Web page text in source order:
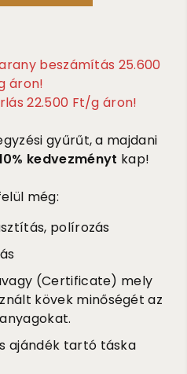
beszámítás 25.600
áron!
22.500 Ft/g áron!
gyűrűt, a majdani
kedvezményt kap!
még:
polírozás
(Certificate) mely
kövek minőségét az
ajándék tartó táska